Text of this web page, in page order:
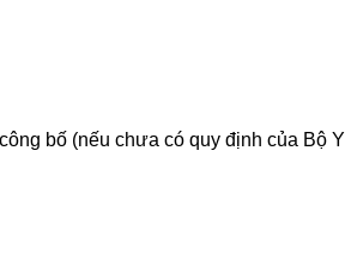
bố (nếu chưa có quy định của Bộ